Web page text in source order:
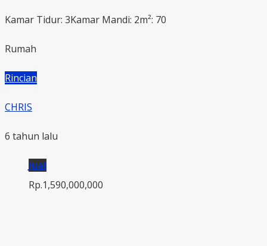
Kamar Tidur: 3Kamar Mandi: 2m²: 70
Rumah
Rincian
CHRIS
6 tahun lalu
Jual
Rp.1,590,000,000